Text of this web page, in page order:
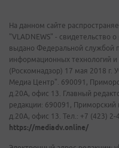
На данном сайте
"VLADNEWS" -
выдано Федеральной службой
информационных технологий
(Роскомнадзор) 17 мая 2018 г.
Медиа Центр". 690091,
д.20А, офис 13. Главный
редакции: 690091, Приморский
д.20А, офис 13. Тел.: +7 (423) 2-
https://mediadv.online/